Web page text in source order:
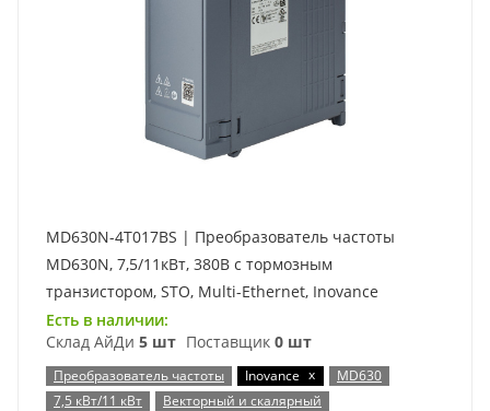
MD630N-4T017BS | Преобразователь частоты
MD630N, 7,5/11кВт, 380В с тормозным
транзистором, STO, Multi-Ethernet, Inovance
Есть в наличии:
Склад АйДи 5 шт Поставщик 0 шт
Преобразователь частоты Inovance x
MD630
7,5 кВт/11 кВт
Векторный и скалярный